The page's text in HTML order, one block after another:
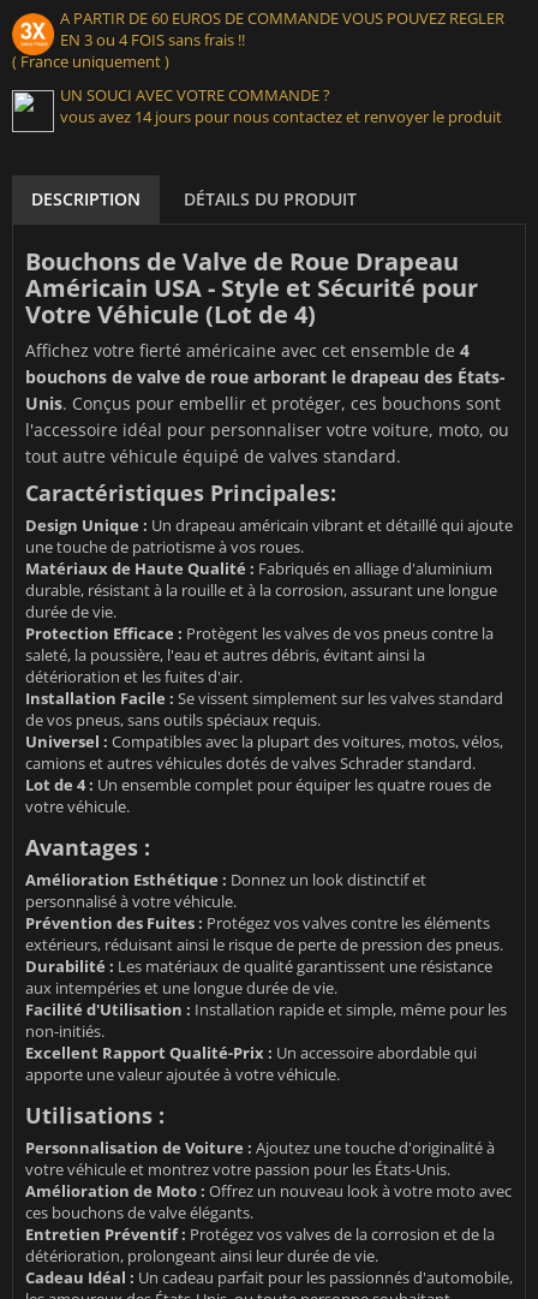
A PARTIR DE 60 EUROS DE COMMANDE VOUS POUVEZ REGLER
EN 3 ou 4 FOIS sans frais !!
( France uniquement )
UN SOUCI AVEC VOTRE COMMANDE ?
vous avez 14 jours pour nous contactez et renvoyer le produit
DESCRIPTION DÉTAILS DU PRODUIT
Bouchons de Valve de Roue Drapeau
Américain USA - Style et Sécurité pour
Votre Véhicule (Lot de 4)
Affichez votre fierté américaine avec cet ensemble de 4
bouchons de valve de roue arborant le drapeau des États-
Unis. Conçus pour embellir et protéger, ces bouchons sont
l'accessoire idéal pour personnaliser votre voiture, moto, ou
tout autre véhicule équipé de valves standard.
Caractéristiques Principales:
Design Unique : Un drapeau américain vibrant et détaillé qui ajoute
une touche de patriotisme à vos roues.
Matériaux de Haute Qualité : Fabriqués en alliage d'aluminium
durable, résistant à la rouille et à la corrosion, assurant une longue
durée de vie.
Protection Efficace : Protègent les valves de vos pneus contre la
saleté, la poussière, l'eau et autres débris, évitant ainsi la
détérioration et les fuites d'air.
Installation Facile : Se vissent simplement sur les valves standard
de vos pneus, sans outils spéciaux requis.
Universel : Compatibles avec la plupart des voitures, motos, vélos,
camions et autres véhicules dotés de valves Schrader standard.
Lot de 4 : Un ensemble complet pour équiper les quatre roues de
votre véhicule.
Avantages :
Amélioration Esthétique : Donnez un look distinctif et
personnalisé à votre véhicule.
Prévention des Fuites : Protégez vos valves contre les éléments
extérieurs, réduisant ainsi le risque de perte de pression des pneus.
Durabilité : Les matériaux de qualité garantissent une résistance
aux intempéries et une longue durée de vie.
Facilité d'Utilisation : Installation rapide et simple, même pour les
non-initiés.
Excellent Rapport Qualité-Prix : Un accessoire abordable qui
apporte une valeur ajoutée à votre véhicule.
Utilisations :
Personnalisation de Voiture : Ajoutez une touche d'originalité à
votre véhicule et montrez votre passion pour les États-Unis.
Amélioration de Moto : Offrez un nouveau look à votre moto avec
ces bouchons de valve élégants.
Entretien Préventif : Protégez vos valves de la corrosion et de la
détérioration, prolongeant ainsi leur durée de vie.
Cadeau Idéal : Un cadeau parfait pour les passionnés d'automobile,